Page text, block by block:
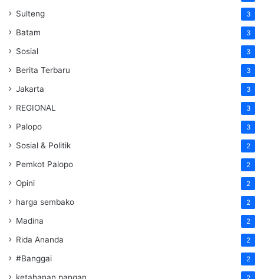
Sulteng 3
Batam 3
Sosial 3
Berita Terbaru 3
Jakarta 3
REGIONAL 3
Palopo 3
Sosial & Politik 2
Pemkot Palopo 2
Opini 2
harga sembako 2
Madina 2
Rida Ananda 2
#Banggai 2